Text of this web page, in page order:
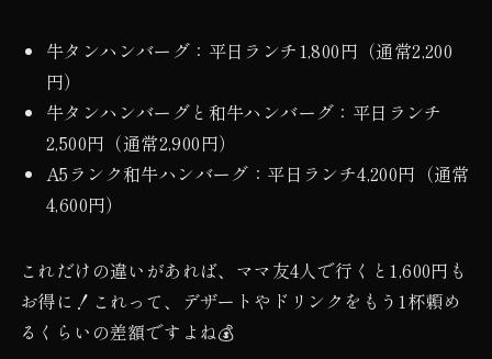
牛タンハンバーグ：平日ランチ1,800円（通常2,200
円）
牛タンハンバーグと和牛ハンバーグ：平日ランチ
2,500円（通常2,900円）
A5ランク和牛ハンバーグ：平日ランチ4,200円（通常
4,600円）
これだけの違いがあれば、ママ友4人で行くと1,600円も
お得に！これって、デザートやドリンクをもう1杯頼め
るくらいの差額ですよね💰